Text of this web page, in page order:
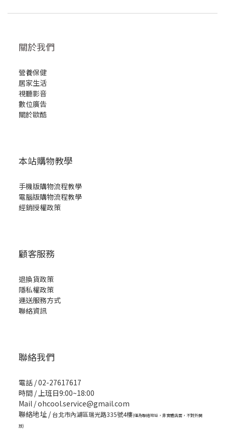
關於我們
營養保健
居家生活
視聽影音
數位廣告
關於歐酷
本站購物教學
手機版購物流程教學
電腦版購物流程教學
經銷授權政策
顧客服務
退換貨政策
隱私權政策
運送服務方式
聯絡資訊
聯絡我們
電話 / 02-27617617
時間 / 上班日9:00~18:00
Mail / ohcool.service@gmail.com
聯絡地址 /台北市內湖區瑞光路335號4樓(僅為聯絡地址，非實體店面，不對外開
放)